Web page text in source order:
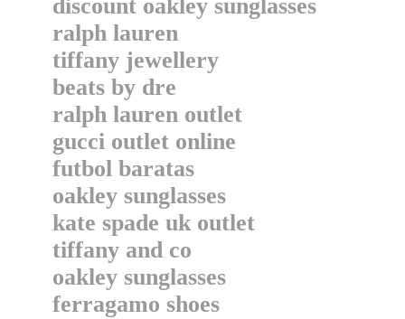
discount oakley sunglasses
ralph lauren
tiffany jewellery
beats by dre
ralph lauren outlet
gucci outlet online
futbol baratas
oakley sunglasses
kate spade uk outlet
tiffany and co
oakley sunglasses
ferragamo shoes